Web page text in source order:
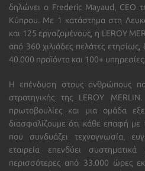
δηλώνει ο Frederic Mayaud, CEO
Κύπρου. Με 1 κατάστημα στη
και 125 εργαζομένους, η LEROY
από 360 χιλιάδες πελάτες
40.000 προϊόντα και 100+ υπηρεσίες.
Η επένδυση στους ανθρώπους
στρατηγικής της LEROY
πρωτοβουλίες και μια ομάδα
διασφαλίζουμε ότι κάθε επαφή με
που συνδυάζει τεχνογνωσία,
εταιρεία επενδύει
περισσότερες από 33.000 ώρες